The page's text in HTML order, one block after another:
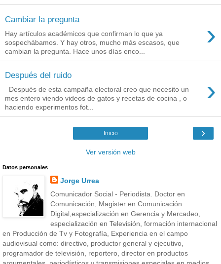
Cambiar la pregunta ›
Hay artículos académicos que confirman lo que ya
sospechábamos. Y hay otros, mucho más escasos, que
cambian la pregunta. Hace unos días enco...
Después del ruido ›
Después de esta campaña electoral creo que necesito un
mes entero viendo videos de gatos y recetas de cocina , o
haciendo experimentos fot...
›
Inicio
Ver versión web
Datos personales
Jorge Urrea
Comunicador Social - Periodista. Doctor en
Comunicación, Magister en Comunicación
Digital,especialización en Gerencia y Mercadeo,
especialización en Televisión, formación internacional
en Producción de Tv y Fotografía, Experiencia en el campo
audiovisual como: directivo, productor general y ejecutivo,
programador de televisión, reportero, director en productos